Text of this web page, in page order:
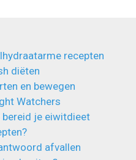
recepten
diëten
en bewegen
Watchers
bereid je eiwitdieet
afvallen